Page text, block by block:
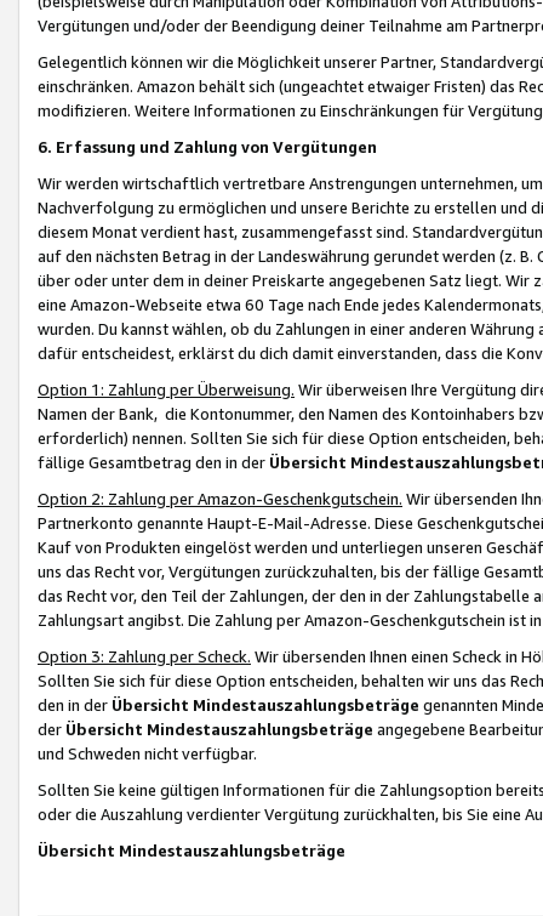
Vergütungen und/oder der Beendigung deiner Teilnahme am
Gelegentlich können wir die Möglichkeit unserer Partner,
einschränken. Amazon behält sich (ungeachtet etwaiger Fristen) das
modifizieren. Weitere Informationen zu Einschränkungen für
6. Erfassung und Zahlung von Vergütungen
Wir werden wirtschaftlich vertretbare Anstrengungen unternehmen,
Nachverfolgung zu ermöglichen und unsere Berichte zu erstellen und
diesem Monat verdient hast, zusammengefasst sind.
auf den nächsten Betrag in der Landeswährung gerundet werden (z.
über oder unter dem in deiner Preiskarte angegebenen Satz liegt.
eine Amazon-Webseite etwa 60 Tage nach Ende jedes
wurden. Du kannst wählen, ob du Zahlungen in einer anderen
dafür entscheidest, erklärst du dich damit einverstanden, dass die
Option 1: Zahlung per Überweisung. Wir überweisen Ihre Vergütung
Namen der Bank, die Kontonummer, den Namen des Kontoinhabers
erforderlich) nennen. Sollten Sie sich für diese Option entscheiden,
fällige Gesamtbetrag den in der Übersicht
Option 2: Zahlung per Amazon-Geschenkgutschein. Wir übersenden
Partnerkonto genannte Haupt-E-Mail-Adresse. Diese
Kauf von Produkten eingelöst werden und unterliegen unseren
uns das Recht vor, Vergütungen zurückzuhalten, bis der fällige
das Recht vor, den Teil der Zahlungen, der den in der
Zahlungsart angibst. Die Zahlung per Amazon-Geschenkgutschein ist
Option 3: Zahlung per Scheck. Wir übersenden Ihnen einen Scheck in
Sollten Sie sich für diese Option entscheiden, behalten wir uns das
den in der Übersicht Mindestauszahlungsbeträge genannten
der Übersicht Mindestauszahlungsbeträge angegebene
und Schweden nicht verfügbar.
Sollten Sie keine gültigen Informationen für die Zahlungsoption
oder die Auszahlung verdienter Vergütung zurückhalten, bis Sie
Übersicht Mindestauszahlungsbeträge